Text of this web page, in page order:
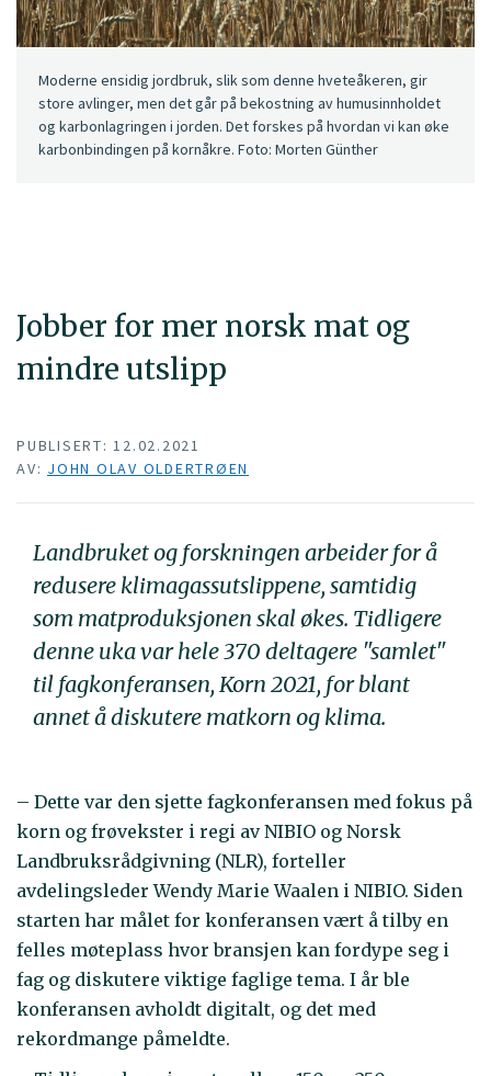
Jobber for mer norsk mat og
mindre utslipp
Moderne ensidig jordbruk, slik som denne hveteåkeren, gir
store avlinger, men det går på bekostning av humusinnholdet
og karbonlagringen i jorden. Det forskes på hvordan vi kan øke
karbonbindingen på kornåkre. Foto: Morten Günther
PUBLISERT: 12.02.2021
AV: JOHN OLAV OLDERTRØEN
Landbruket og forskningen arbeider for å
redusere klimagassutslippene, samtidig
som matproduksjonen skal økes. Tidligere
denne uka var hele 370 deltagere "samlet"
til fagkonferansen, Korn 2021, for blant
annet å diskutere matkorn og klima.
– Dette var den sjette fagkonferansen med fokus på
korn og frøvekster i regi av NIBIO og Norsk
Landbruksrådgivning (NLR), forteller
avdelingsleder Wendy Marie Waalen i NIBIO. Siden
starten har målet for konferansen vært å tilby en
felles møteplass hvor bransjen kan fordype seg i
fag og diskutere viktige faglige tema. I år ble
konferansen avholdt digitalt, og det med
rekordmange påmeldte.